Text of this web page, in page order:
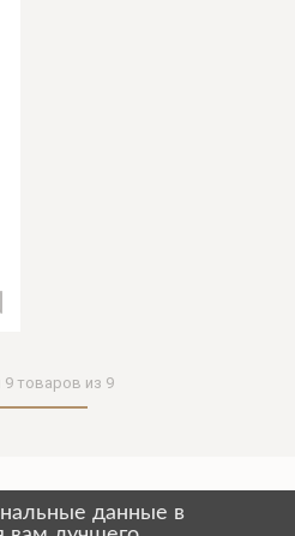
9 товаров из 9
данные в